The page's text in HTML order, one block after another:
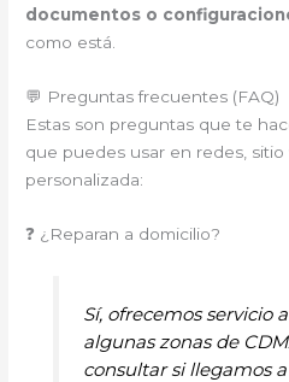
documentos o
como está.
💬 Preguntas frecuentes (FAQ)
Estas son preguntas que te
que puedes usar en redes,
personalizada:
❓ ¿Reparan a domicilio?
Sí, ofrecemos servicio
algunas zonas de
consultar si llegamos